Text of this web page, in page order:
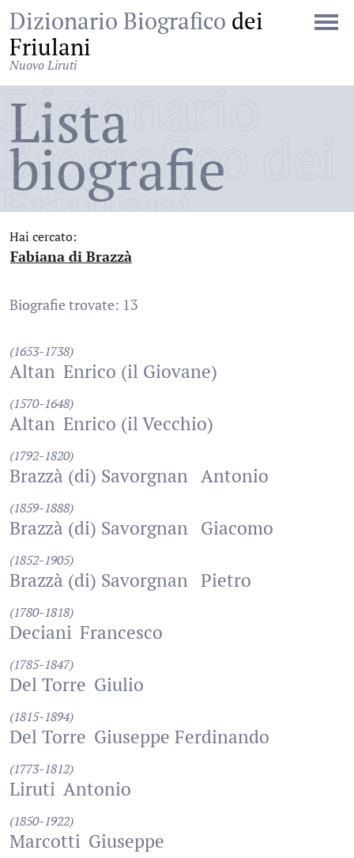
Dizionario Biografico dei
Friulani
Nuovo Liruti
Dizionario
Biografico dei
Friulani
Lista
biografie
Hai cercato:
Fabiana di Brazzà
Biografie trovate: 13
(1653-1738)
Altan Enrico (il Giovane)
(1570-1648)
Altan Enrico (il Vecchio)
(1792-1820)
Brazzà (di) Savorgnan Antonio
(1859-1888)
Brazzà (di) Savorgnan Giacomo
(1852-1905)
Brazzà (di) Savorgnan Pietro
(1780-1818)
Deciani Francesco
(1785-1847)
Del Torre Giulio
(1815-1894)
Del Torre Giuseppe Ferdinando
(1773-1812)
Liruti Antonio
(1850-1922)
Marcotti Giuseppe